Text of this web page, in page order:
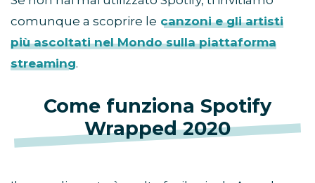
comunque a scoprire le canzoni e gli artisti
più ascoltati nel Mondo sulla piattaforma
streaming.
Come funziona Spotify
Wrapped 2020